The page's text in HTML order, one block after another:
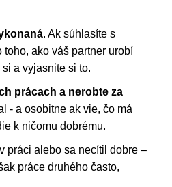
. Ak súhlasíte s
ako váš partner urobí
a vyjasnite si to.
prácach a nerobte za
- a osobitne ak vie, čo má
k ničomu dobrému.
práci alebo sa necítil dobre –
práce druhého často,